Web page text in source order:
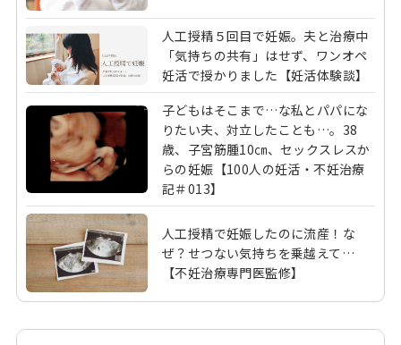
人工授精５回目で妊娠。夫と治療中
「気持ちの共有」はせず、ワンオペ
妊活で授かりました【妊活体験談】
子どもはそこまで…な私とパパにな
りたい夫、対立したことも…。38
歳、子宮筋腫10㎝、セックスレスか
らの妊娠【100人の妊活・不妊治療
記＃013】
人工授精で妊娠したのに流産！な
ぜ？せつない気持ちを乗越えて…
【不妊治療専門医監修】